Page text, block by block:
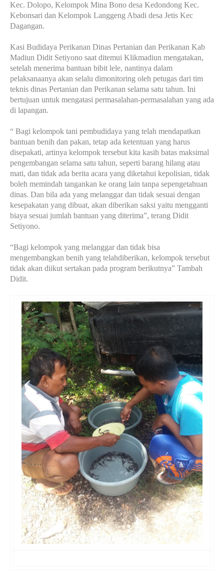
Kec. Dolopo, Kelompok Mina Bono desa Kedondong Kec.
Kebonsari dan Kelompok Langgeng Abadi desa Jetis Kec
Dagangan.
Kasi Budidaya Perikanan Dinas Pertanian dan Perikanan Kab
Madiun Didit Setiyono saat ditemui Klikmadiun mengatakan,
setelah menerima bantuan bibit lele, nantinya dalam
pelaksanaanya akan selalu dimonitoring oleh petugas dari tim
teknis dinas Pertanian dan Perikanan selama satu tahun. Ini
bertujuan untuk mengatasi permasalahan-permasalahan yang ada
di lapangan.
“ Bagi kelompok tani pembudidaya yang telah mendapatkan
bantuan benih dan pakan, tetap ada ketentuan yang harus
disepakati, artinya kelompok tersebut kita kasih batas maksimal
pengembangan selama satu tahun, seperti barang hilang atau
mati, dan tidak ada berita acara yang diketahui kepolisian, tidak
boleh memindah tangankan ke orang lain tanpa sepengetahuan
dinas. Dan bila ada yang melanggar dan tidak sesuai dengan
kesepakatan yang dibuat, akan diberikan saksi yaitu mengganti
biaya sesuai jumlah bantuan yang diterima”, terang Didit
Setiyono.
“Bagi kelompok yang melanggar dan tidak bisa
mengembangkan benih yang telahdiberikan, kelompok tersebut
tidak akan diikut sertakan pada program berikutnya” Tambah
Didit.